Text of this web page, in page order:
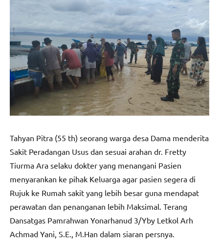
Tahyan Pitra (55 th) seorang warga desa Dama menderita
Sakit Peradangan Usus dan sesuai arahan dr. Fretty
Tiurma Ara selaku dokter yang menangani Pasien
menyarankan ke pihak Keluarga agar pasien segera di
Rujuk ke Rumah sakit yang lebih besar guna mendapat
perawatan dan penanganan lebih Maksimal. Terang
Dansatgas Pamrahwan Yonarhanud 3/Yby Letkol Arh
Achmad Yani, S.E., M.Han dalam siaran persnya.